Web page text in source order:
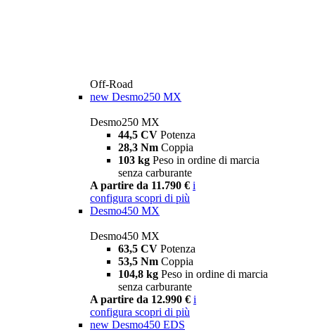
Off-Road
new Desmo250 MX
Desmo250 MX
44,5 CV Potenza
28,3 Nm Coppia
103 kg Peso in ordine di marcia
senza carburante
A partire da 11.790 € i
configura scopri di più
Desmo450 MX
Desmo450 MX
63,5 CV Potenza
53,5 Nm Coppia
104,8 kg Peso in ordine di marcia
senza carburante
A partire da 12.990 € i
configura scopri di più
new Desmo450 EDS